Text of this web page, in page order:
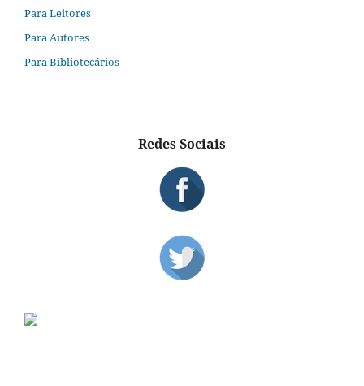
Para Leitores
Para Autores
Para Bibliotecários
Redes Sociais